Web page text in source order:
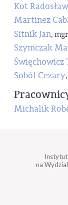
Kot Radosław
Martinez
Sitnik Jan,
Szymczak
Święchowicz
Soból Cezary
Michalik
Instytut
na